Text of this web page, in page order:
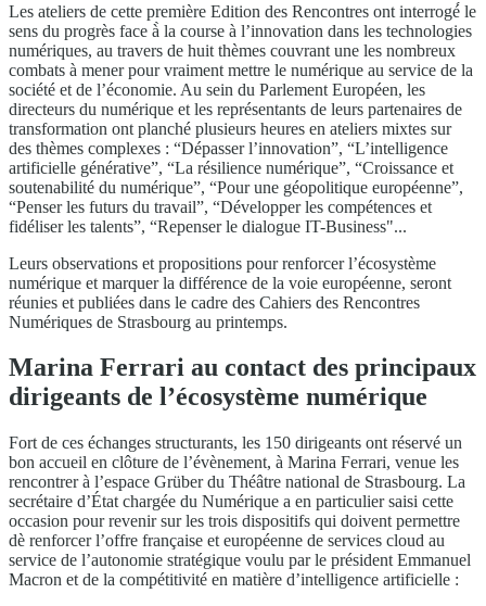
Les ateliers de cette première Edition des Rencontres ont interrogé́ le
sens du progrès face à̀ la course à l’innovation dans les technologies
numériques, au travers de huit thèmes couvrant une les nombreux
combats à mener pour vraiment mettre le numérique au service de la
société et de l’économie. Au sein du Parlement Européen, les
directeurs du numérique et les représentants de leurs partenaires de
transformation ont planché plusieurs heures en ateliers mixtes sur
des thèmes complexes : “Dépasser l’innovation”, “L’intelligence
artificielle générative”, “La résilience numérique”, “Croissance et
soutenabilité du numérique”, “Pour une géopolitique européenne”,
“Penser les futurs du travail”, “Développer les compétences et
fidéliser les talents”, “Repenser le dialogue IT-Business"...
Leurs observations et propositions pour renforcer l’écosystème
numérique et marquer la différence de la voie européenne, seront
réunies et publiées dans le cadre des Cahiers des Rencontres
Numériques de Strasbourg au printemps.
Marina Ferrari au contact des principaux
dirigeants de l’écosystème numérique
Fort de ces échanges structurants, les 150 dirigeants ont réservé un
bon accueil en clôture de l’évènement, à Marina Ferrari, venue les
rencontrer à l’espace Grüber du Théâtre national de Strasbourg. La
secrétaire d’État chargée du Numérique a en particulier saisi cette
occasion pour revenir sur les trois dispositifs qui doivent permettre
dè renforcer l’offre française et européenne de services cloud au
service de l’autonomie stratégique voulu par le président Emmanuel
Macron et de la compétitivité en matière d’intelligence artificielle :